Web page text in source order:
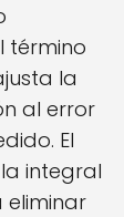
término
la
al error
El
integral